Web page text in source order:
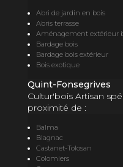
Abri de jardin en bois
Abris terrasse
Aménagement extérieur
Bardage bois
Bardage bois extérieur
Bois exotique
Quint-Fonsegrives
Cultur'bois Artisan
proximité de :
Balma
Blagnac
Castanet-Tolosan
Colomiers